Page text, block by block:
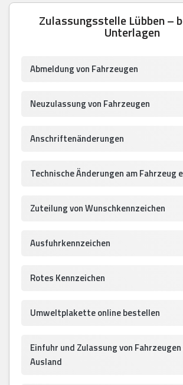
Zulassungsstelle Lübben –
Unterlagen
Abmeldung von Fahrzeugen
Neuzulassung von Fahrzeugen
Anschriftenänderungen
Technische Änderungen am Fahrzeug
Zuteilung von Wunschkennzeichen
Ausfuhrkennzeichen
Rotes Kennzeichen
Umweltplakette online bestellen
Einfuhr und Zulassung von
Ausland